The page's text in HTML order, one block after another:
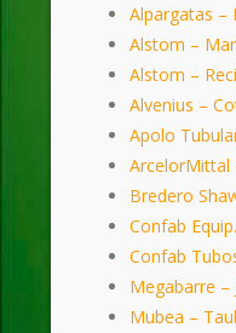
Alpargatas –
Alstom –
Alstom –
Alvenius –
Apolo
ArcelorMittal
Bredero
Confab
Confab
Megabarre –
Mubea –